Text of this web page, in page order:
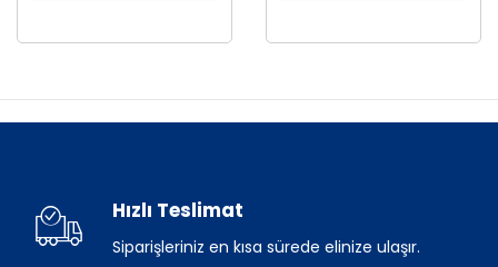
Hızlı Teslimat
Siparişleriniz en kısa sürede elinize ulaşır.